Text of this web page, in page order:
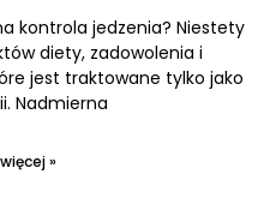
kontrola jedzenia? Niestety
diety, zadowolenia i
jest traktowane tylko jako
Nadmierna
»